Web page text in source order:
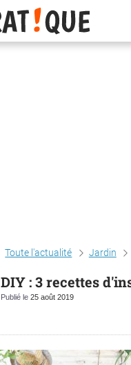
Toute l'actualité Jardin
DIY : 3 recettes
Publié le 25 août 2019